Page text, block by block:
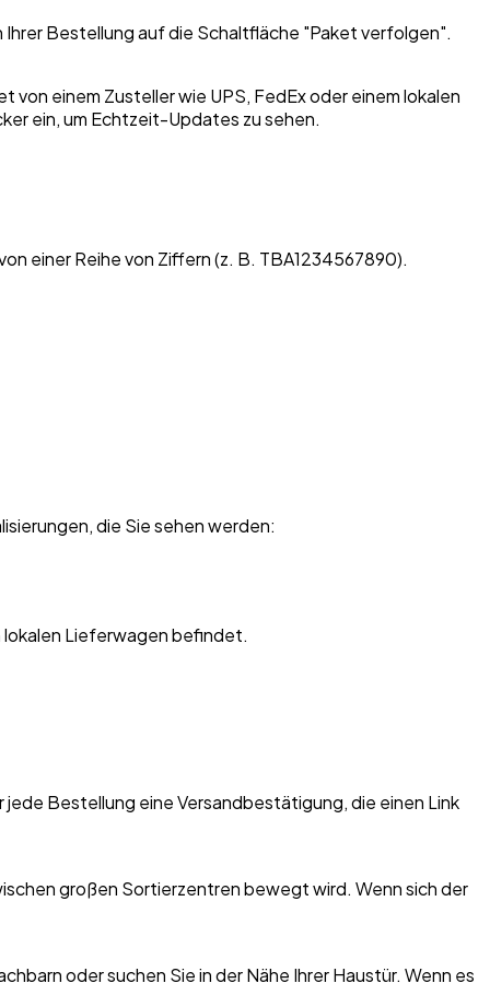
Bestellung auf die Schaltfläche "Paket verfolgen".
einem Zusteller wie UPS, FedEx oder einem lokalen
ein, um Echtzeit-Updates zu sehen.
einer Reihe von Ziffern (z. B. TBA1234567890).
die Sie sehen werden:
lokalen Lieferwagen befindet.
Bestellung eine Versandbestätigung, die einen Link
großen Sortierzentren bewegt wird. Wenn sich der
oder suchen Sie in der Nähe Ihrer Haustür. Wenn es